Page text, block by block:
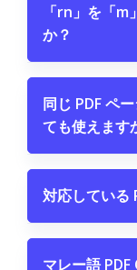
「rn」を「
か？
同じ PDF ペ
ても使えます
対応している
マレー語